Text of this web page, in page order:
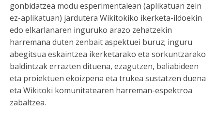
gonbidatzea modu esperimentalean (aplikatuan zein
ez-aplikatuan) jardutera Wikitokiko ikerketa-ildoekin
edo elkarlanaren inguruko arazo zehatzekin
harremana duten zenbait aspektuei buruz; inguru
abegitsua eskaintzea ikerketarako eta sorkuntzarako
baldintzak errazten dituena, ezagutzen, baliabideen
eta proiektuen ekoizpena eta trukea sustatzen duena
eta Wikitoki komunitatearen harreman-espektroa
zabaltzea.